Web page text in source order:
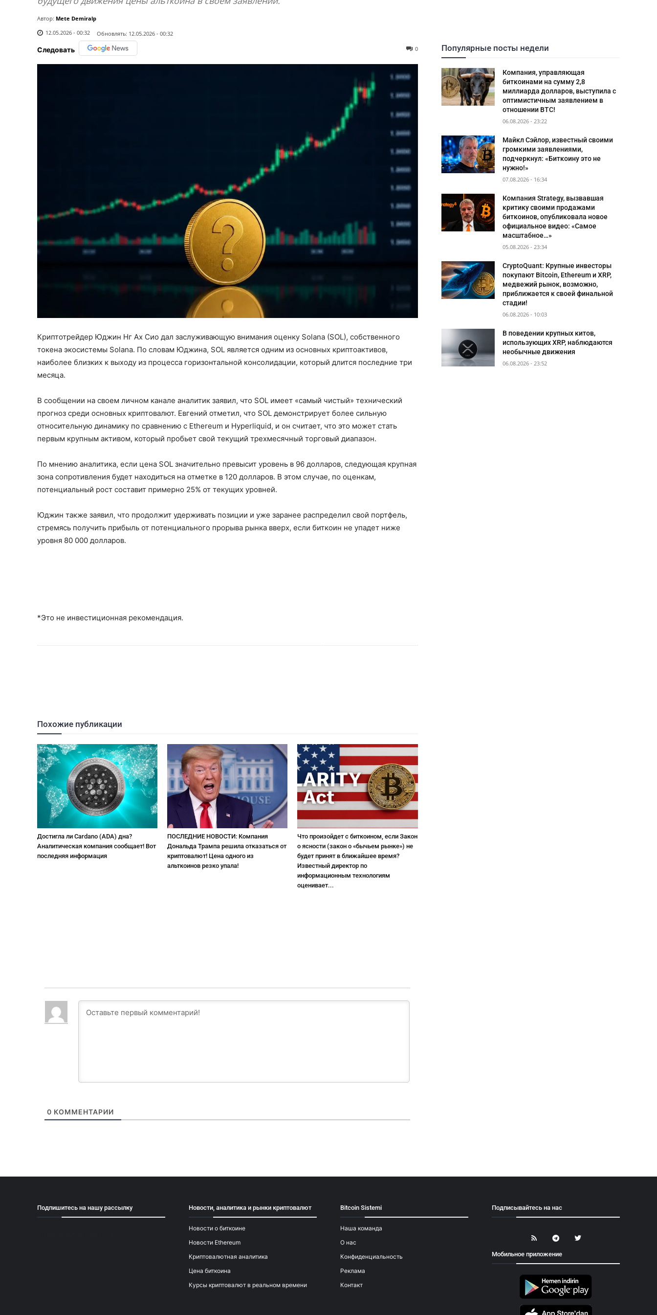
Автор: Mete Demiralp
12.05.2026 - 00:32
Обновлять: 12.05.2026 - 00:32
Следовать 0
Криптотрейдер Юджин Нг Ах Сио дал заслуживающую внимания оценку Solana (SOL), собственного
токена экосистемы Solana. По словам Юджина, SOL является одним из основных криптоактивов,
наиболее близких к выходу из процесса горизонтальной консолидации, который длится последние три
месяца.
В сообщении на своем личном канале аналитик заявил, что SOL имеет «самый чистый» технический
прогноз среди основных криптовалют. Евгений отметил, что SOL демонстрирует более сильную
относительную динамику по сравнению с Ethereum и Hyperliquid, и он считает, что это может стать
первым крупным активом, который пробьет свой текущий трехмесячный торговый диапазон.
По мнению аналитика, если цена SOL значительно превысит уровень в 96 долларов, следующая крупная
зона сопротивления будет находиться на отметке в 120 долларов. В этом случае, по оценкам,
потенциальный рост составит примерно 25% от текущих уровней.
Юджин также заявил, что продолжит удерживать позиции и уже заранее распределил свой портфель,
стремясь получить прибыль от потенциального прорыва рынка вверх, если биткоин не упадет ниже
уровня 80 000 долларов.
*Это не инвестиционная рекомендация.
Похожие публикации
Достигла ли Cardano (ADA) дна?
Аналитическая компания сообщает! Вот
последняя информация
ПОСЛЕДНИЕ НОВОСТИ: Компания
Дональда Трампа решила отказаться от
криптовалют! Цена одного из
альткоинов резко упала!
Что произойдет с биткоином, если Закон
о ясности (закон о «бычьем рынке») не
будет принят в ближайшее время?
Известный директор по
информационным технологиям
оценивает...
0 КОММЕНТАРИИ
Популярные посты недели
Компания, управляющая
биткоинами на сумму 2,8
миллиарда долларов, выступила с
оптимистичным заявлением в
отношении BTC!
06.08.2026 - 23:22
Майкл Сэйлор, известный своими
громкими заявлениями,
подчеркнул: «Биткоину это не
нужно!»
07.08.2026 - 16:34
Компания Strategy, вызвавшая
критику своими продажами
биткоинов, опубликовала новое
официальное видео: «Самое
масштабное…»
05.08.2026 - 23:34
CryptoQuant: Крупные инвесторы
покупают Bitcoin, Ethereum и XRP,
медвежий рынок, возможно,
приближается к своей финальной
стадии!
06.08.2026 - 10:03
В поведении крупных китов,
использующих XRP, наблюдаются
необычные движения
06.08.2026 - 23:52
Подпишитесь на нашу рассылку Новости, аналитика и рынки криптовалют
Новости о биткоине
Новости Ethereum
Криптовалютная аналитика
Цена биткоина
Курсы криптовалют в реальном времени
Bitcoin Sistemi
Наша команда
О нас
Конфиденциальность
Реклама
Контакт
Подписывайтесь на нас
Мобильное приложение